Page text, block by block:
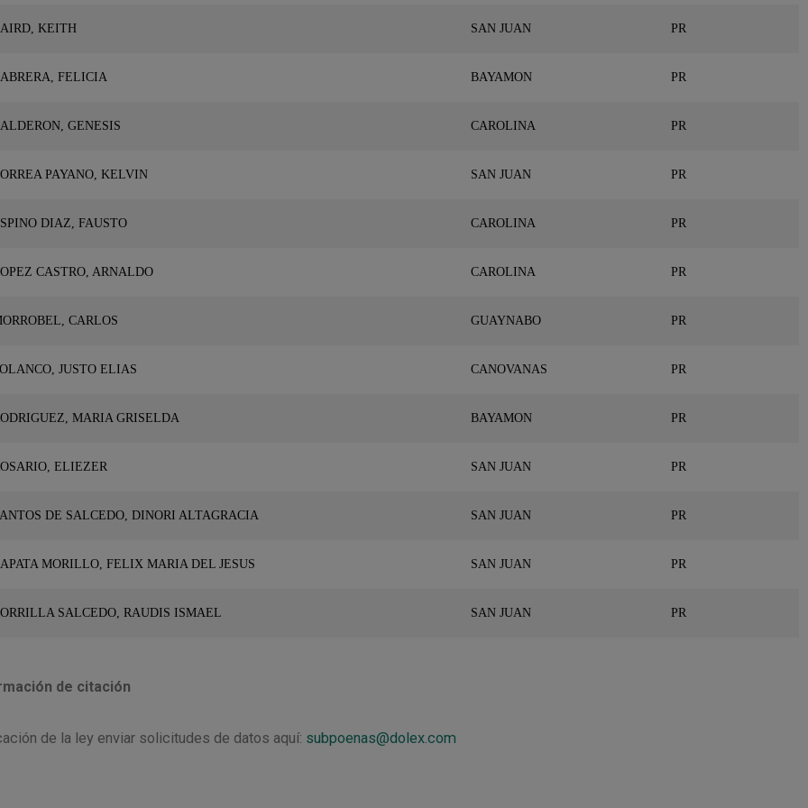
KEITH SAN JUAN PR
FELICIA BAYAMON PR
GENESIS CAROLINA PR
PAYANO, KELVIN SAN JUAN PR
DIAZ, FAUSTO CAROLINA PR
CASTRO, ARNALDO CAROLINA PR
CARLOS GUAYNABO PR
JUSTO ELIAS CANOVANAS PR
MARIA GRISELDA BAYAMON PR
ELIEZER SAN JUAN PR
DE SALCEDO, DINORI ALTAGRACIA SAN JUAN PR
MORILLO, FELIX MARIA DEL JESUS SAN JUAN PR
SALCEDO, RAUDIS ISMAEL SAN JUAN PR
de citación
de la ley enviar solicitudes de datos aquí: subpoenas@dolex.com